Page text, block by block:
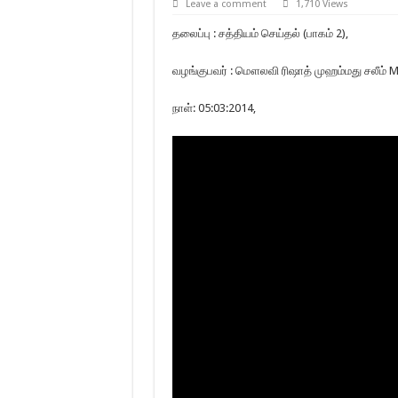
Leave a comment
1,710 Views
தலைப்பு : சத்தியம் செய்தல் (பாகம் 2),
வழங்குபவர் : மௌலவி ரிஷாத் முஹம்மது சலீம்
நாள்: 05:03:2014,